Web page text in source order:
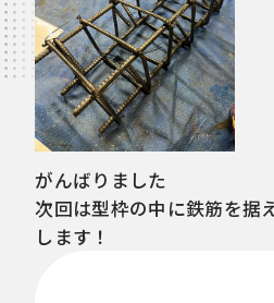
がんばりました
次回は型枠の中に鉄筋を据
します！